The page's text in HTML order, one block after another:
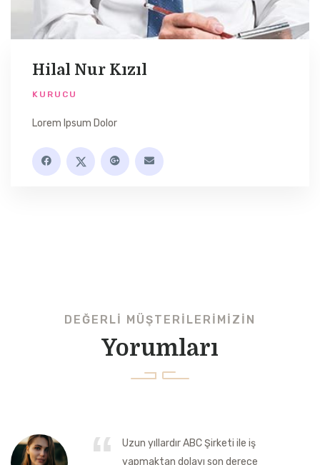
Hilal Nur Kızıl
KURUCU
Lorem Ipsum Dolor
DEĞERLI MÜŞTERILERIMIZIN
Yorumları
Uzun yıllardır ABC Şirketi ile iş
yapmaktan dolayı son derece